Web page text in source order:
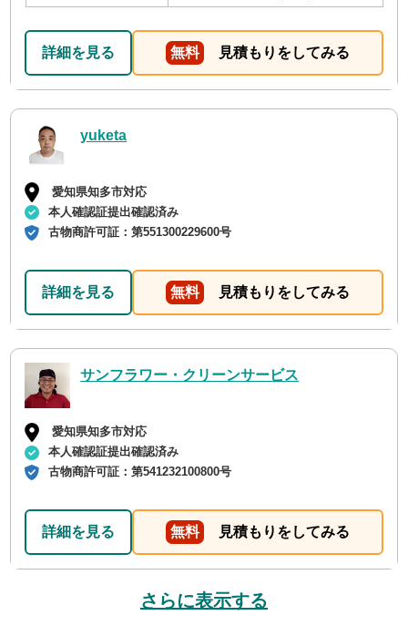
詳細を見る 無料 見積もりをしてみる
yuketa
愛知県知多市対応
本人確認証提出確認済み
古物商許可証：第551300229600号
詳細を見る 無料 見積もりをしてみる
サンフラワー・クリーンサービス
愛知県知多市対応
本人確認証提出確認済み
古物商許可証：第541232100800号
詳細を見る 無料 見積もりをしてみる
さらに表示する